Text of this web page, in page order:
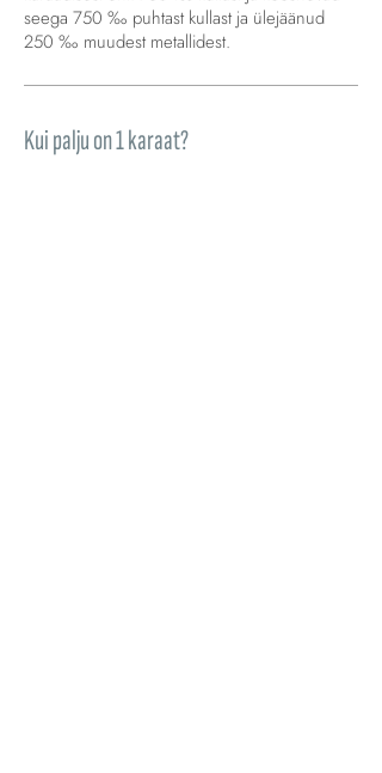
seega 750 ‰ puhtast kullast ja ülejäänud
250 ‰ muudest metallidest.
Kui palju on 1 karaat?